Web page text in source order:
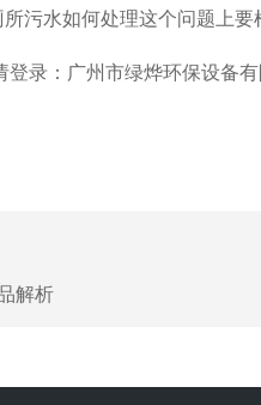
污水如何处理这个问题上要
录： 广州市绿烨环保设备有
解析